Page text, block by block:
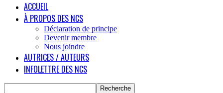
ACCUEIL
À PROPOS DES NCS
Déclaration de principe
Devenir membre
Nous joindre
AUTRICES / AUTEURS
INFOLETTRE DES NCS